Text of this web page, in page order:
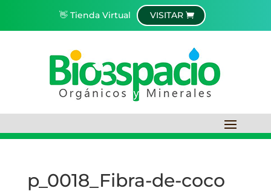
👋 Tienda Virtual VISITAR
p_0018_Fibra-de-coco